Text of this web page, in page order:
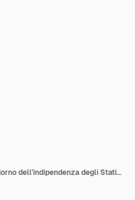
Collezione di adesivi per il giorno dell'indipendenza degli Stati Uniti